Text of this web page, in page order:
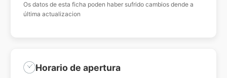
Os datos de esta ficha poden haber sufrido cambios dende a
última actualizacion
Horario de apertura